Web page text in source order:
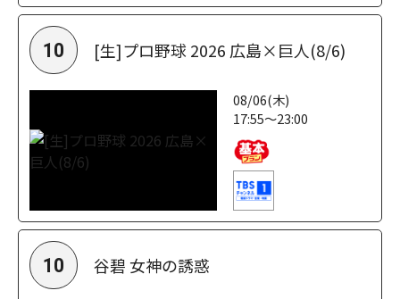
10 [生]プロ野球 2026 広島×巨人(8/6)
08/06(木)
17:55～23:00
10 谷碧 女神の誘惑